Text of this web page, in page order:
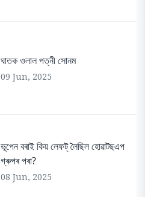
ঘাতক ওলাল পত্নী সোনম
09 Jun, 2025
ভূপেন বৰাই কিয় লেফট্ লৈছিল হোৱাটছএপ
গ্ৰুপৰ পৰা?
08 Jun, 2025